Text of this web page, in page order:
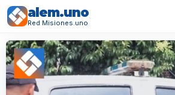
alem.uno
Red Misiones.uno